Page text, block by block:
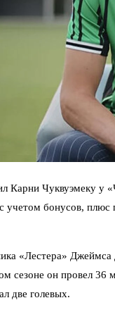
Карни Чуквуэмеку у
учетом бонусов, плюс
«Лестера» Джеймса
сезоне он провел 36
две голевых.